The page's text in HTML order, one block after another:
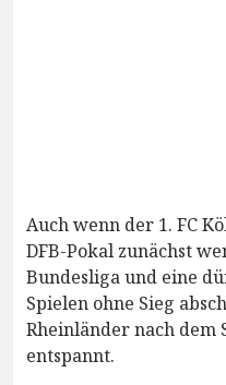
Auch wenn der 1. FC
DFB-Pokal zunächst
Bundesliga und eine
Spielen ohne Sieg
Rheinländer nach dem
entspannt.